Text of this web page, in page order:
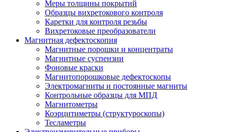
Меры толщины покрытий
Образцы вихретокового контроля
Каретки для контроля резьбы
Вихретоковые преобразователи
Магнитная дефектоскопия
Магнитные порошки и концентраты
Магнитные суспензии
Фоновые краски
Магнитопорошковые дефектоскопы
Электромагниты и постоянные магниты
Контрольные образцы для МПД
Магнитометры
Коэрцитиметры (структуроскопы)
Тесламетры